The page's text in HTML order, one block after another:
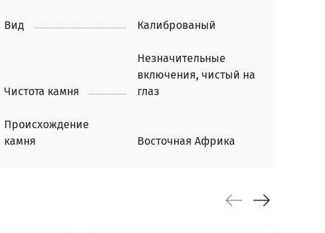
Вид Калиброваный
Чистота камня
Незначительные
включения, чистый на
глаз
Происхождение
камня
Восточная Африка